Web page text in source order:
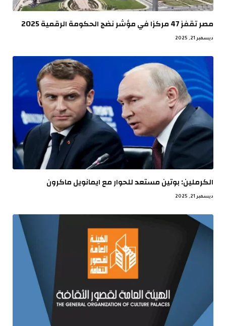
مصر تقفز 47 مركزا في مؤشر نضج الحكومة الرقمية 2025
ديسمبر 21, 2025
الكرملين: بوتين مستعد للحوار مع ايمانويل ماكرون
ديسمبر 21, 2025